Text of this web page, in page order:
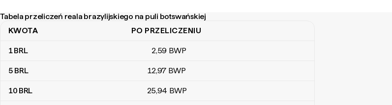
Tabela przeliczeń reala brazylijskiego na puli botswańskiej
Tabela przeliczeń reala brazylijskiego na puli botswańskiej
KWOTA PO PRZELICZENIU
1BRL 2,59 BWP
5 BRL 12,97 BWP
10 BRL 25,94 BWP